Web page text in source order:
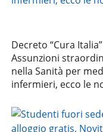
Decreto “Cura
Assunzioni
nella Sanità per
infermieri, ecco le